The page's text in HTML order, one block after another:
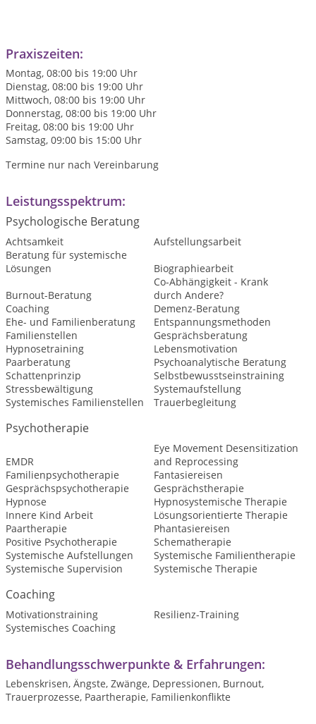
Praxiszeiten:
Montag, 08:00 bis 19:00 Uhr
Dienstag, 08:00 bis 19:00 Uhr
Mittwoch, 08:00 bis 19:00 Uhr
Donnerstag, 08:00 bis 19:00 Uhr
Freitag, 08:00 bis 19:00 Uhr
Samstag, 09:00 bis 15:00 Uhr
Termine nur nach Vereinbarung
Leistungsspektrum:
Psychologische Beratung
Achtsamkeit
Aufstellungsarbeit
Beratung für systemische
Lösungen
Biographiearbeit
Burnout-Beratung
Co-Abhängigkeit - Krank
durch Andere?
Coaching
Demenz-Beratung
Ehe- und Familienberatung
Entspannungsmethoden
Familienstellen
Gesprächsberatung
Hypnosetraining
Lebensmotivation
Paarberatung
Psychoanalytische Beratung
Schattenprinzip
Selbstbewusstseinstraining
Stressbewältigung
Systemaufstellung
Systemisches Familienstellen
Trauerbegleitung
Psychotherapie
EMDR
Eye Movement Desensitization
and Reprocessing
Familienpsychotherapie
Fantasiereisen
Gesprächspsychotherapie
Gesprächstherapie
Hypnose
Hypnosystemische Therapie
Innere Kind Arbeit
Lösungsorientierte Therapie
Paartherapie
Phantasiereisen
Positive Psychotherapie
Schematherapie
Systemische Aufstellungen
Systemische Familientherapie
Systemische Supervision
Systemische Therapie
Coaching
Motivationstraining
Resilienz-Training
Systemisches Coaching
Behandlungsschwerpunkte & Erfahrungen:
Lebenskrisen, Ängste, Zwänge, Depressionen, Burnout,
Trauerprozesse, Paartherapie, Familienkonflikte